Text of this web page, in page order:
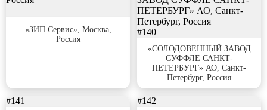
«ЗИП Сервис», Москва,
Россия
#140
«СОЛОДОВЕННЫЙ ЗАВОД
СУФФЛЕ САНКТ-
ПЕТЕРБУРГ» АО, Санкт-
Петербург, Россия
#141 #142